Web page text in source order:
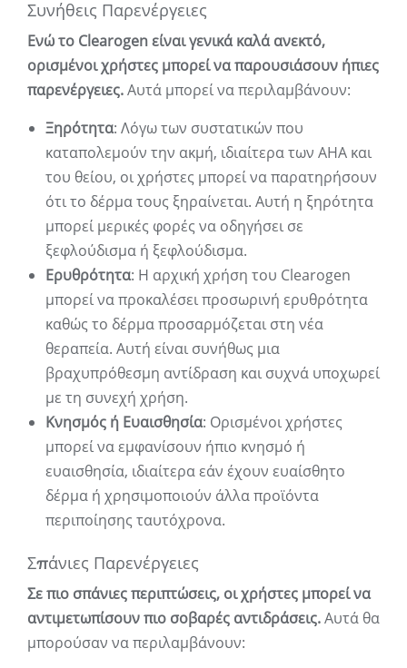
Συνήθεις Παρενέργειες
Ενώ το Clearogen είναι γενικά καλά ανεκτό,
ορισμένοι χρήστες μπορεί να παρουσιάσουν ήπιες
παρενέργειες.Αυτά μπορεί να περιλαμβάνουν:
Ξηρότητα: Λόγω των συστατικών που
καταπολεμούν την ακμή, ιδιαίτερα των AHA και
του θείου, οι χρήστες μπορεί να παρατηρήσουν
ότι το δέρμα τους ξηραίνεται. Αυτή η ξηρότητα
μπορεί μερικές φορές να οδηγήσει σε
ξεφλούδισμα ή ξεφλούδισμα.
Ερυθρότητα: Η αρχική χρήση του Clearogen
μπορεί να προκαλέσει προσωρινή ερυθρότητα
καθώς το δέρμα προσαρμόζεται στη νέα
θεραπεία. Αυτή είναι συνήθως μια
βραχυπρόθεσμη αντίδραση και συχνά υποχωρεί
με τη συνεχή χρήση.
Κνησμός ή Ευαισθησία: Ορισμένοι χρήστες
μπορεί να εμφανίσουν ήπιο κνησμό ή
ευαισθησία, ιδιαίτερα εάν έχουν ευαίσθητο
δέρμα ή χρησιμοποιούν άλλα προϊόντα
περιποίησης ταυτόχρονα.
Σπάνιες Παρενέργειες
Σε πιο σπάνιες περιπτώσεις, οι χρήστες μπορεί να
αντιμετωπίσουν πιο σοβαρές αντιδράσεις.Αυτά θα
μπορούσαν να περιλαμβάνουν: